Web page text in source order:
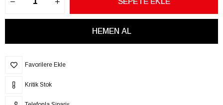
Favorilere Ekle
Kritik Stok